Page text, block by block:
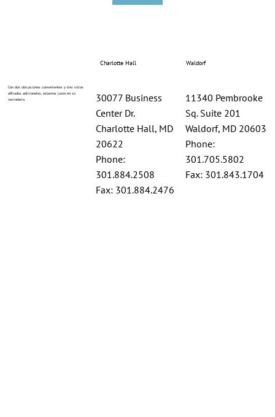
Con dos ubicaciones convenientes y tres sitios
afiliados adicionales, estamos justo en su
vecindario.
Charlotte Hall
30077 Business
Center Dr.
Charlotte Hall, MD
20622
Phone:
301.884.2508
Fax: 301.884.2476
Waldorf
11340 Pembrooke
Sq. Suite 201
Waldorf, MD 20603
Phone:
301.705.5802
Fax: 301.843.1704